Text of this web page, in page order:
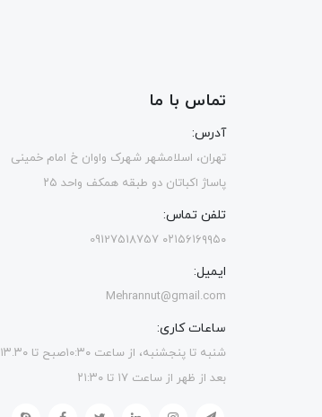
تماس با ما
آدرس:
تهران، اسلامشهر شهرک واوان خ امام خمینی
پاساژ اکباتان دو طبقه همکف واحد ۲۵
تلفن تماس:
۰۲۱۵۶۱۶۹۹۵۰ 09127518757
ایمیل:
Mehrannut@gmail.com
ساعات کاری:
شنبه تا پنجشنبه، از ساعت ۱۰:۳۰صبح تا ۱۳.۳۰
بعد از ظهر از ساعت ۱۷ تا ۲۱:۳۰